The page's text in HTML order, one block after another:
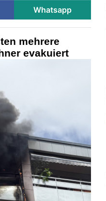
Whatsapp
mehrere
evakuiert